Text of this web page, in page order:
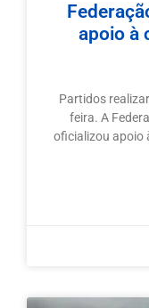
apoio à
Partidos
feira. A
oficializou apoio